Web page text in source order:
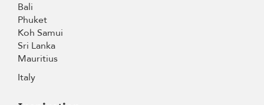
Bali
Phuket
Koh Samui
Sri Lanka
Mauritius
Italy